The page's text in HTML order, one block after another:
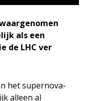
als een
de LHC ver
het supernova-
alleen al